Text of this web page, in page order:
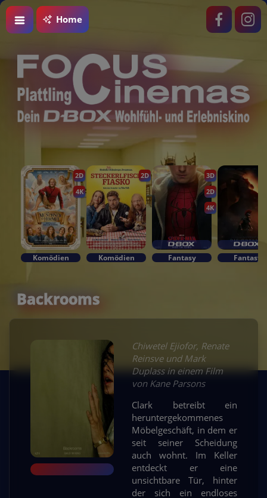
Home
2D
4K
Komödien
2D
Komödien
3D
2D
4K
Fantasy Fantasy
Backrooms
Chiwetel Ejiofor, Renate
Reinsve und Mark
Duplass in einem Film
von Kane Parsons
Clark betreibt ein
heruntergekommenes
Möbelgeschäft, in dem er
seit seiner Scheidung
auch wohnt. Im Keller
entdeckt er eine
unsichtbare Tür, hinter
der sich ein endloses